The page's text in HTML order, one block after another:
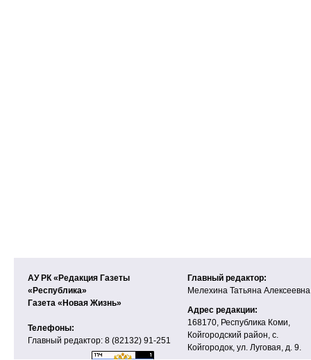
АУ РК «Редакция Газеты
«Республика»
Газета «Новая Жизнь»
Телефоны:
Главный редактор: 8 (82132) 91-251
Главный редактор:
Мелехина Татьяна Алексеевна
Адрес редакции:
168170, Республика Коми,
Койгородский район, с.
Койгородок, ул. Луговая, д. 9.